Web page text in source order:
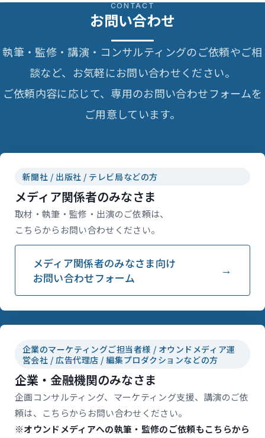
CONTACT
お問い合わせ
執筆・監修・講演・コンサルティングのご依頼やご相
談など、お気軽にお問い合わせください。
ご依頼内容に応じて、専用のお問い合わせフォームを
ご用意しています。
新聞社 / 出版社 / テレビ局などの方
メディア関係者のみなさま
取材・執筆・監修・出演のご依頼は、
こちらからお問い合わせください。
メディア関係者のみなさま向け
お問い合わせフォーム
企業のマーケティングご担当者様 / オウンドメディア運
営会社 / 広告代理店 / 編集プロダクションなどの方
企業・金融機関のみなさま
企画コンサルティング、マーケティング支援、講演のご依
頼は、こちらからお問い合わせください。
※オウンドメディアへの執筆・監修のご依頼もこちらから